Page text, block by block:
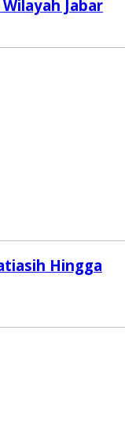
Jabar
Hingga